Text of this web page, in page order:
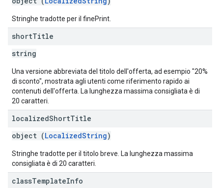
Stringhe tradotte per il finePrint.
shortTitle
string
Una versione abbreviata del titolo dell'offerta, ad esempio "20%
di sconto", mostrata agli utenti come riferimento rapido ai
contenuti dell'offerta. La lunghezza massima consigliata è di
20 caratteri.
localizedShortTitle
object (LocalizedString)
Stringhe tradotte per il titolo breve. La lunghezza massima
consigliata è di 20 caratteri.
classTemplateInfo